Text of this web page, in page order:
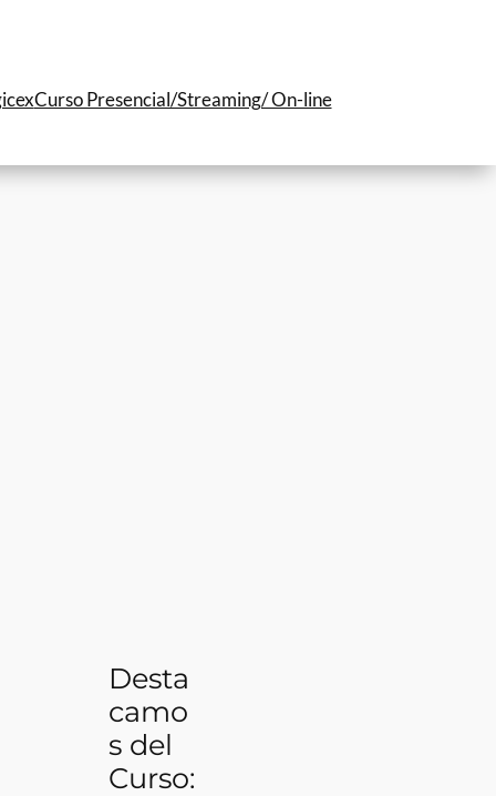
Curso Presencial/Streaming/ On-line
Desta
camo
s del
Curso: